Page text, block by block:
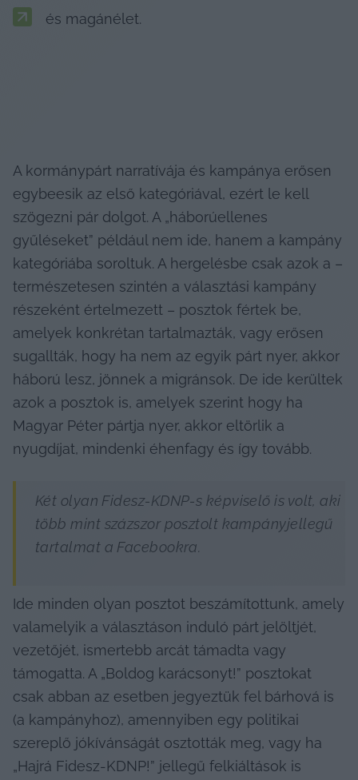
és magánélet.
A kormánypárt narratívája és kampánya erősen
egybeesik az első kategóriával, ezért le kell
szögezni pár dolgot. A „háborúellenes
gyűléseket” például nem ide, hanem a kampány
kategóriába soroltuk. A hergelésbe csak azok a –
természetesen szintén a választási kampány
részeként értelmezett – posztok fértek be,
amelyek konkrétan tartalmazták, vagy erősen
sugallták, hogy ha nem az egyik párt nyer, akkor
háború lesz, jönnek a migránsok. De ide kerültek
azok a posztok is, amelyek szerint hogy ha
Magyar Péter pártja nyer, akkor eltörlik a
nyugdíjat, mindenki éhenfagy és így tovább.
Két olyan Fidesz-KDNP-s képviselő is volt, aki
több mint százszor posztolt kampányjellegű
tartalmat a Facebookra.
Ide minden olyan posztot beszámítottunk, amely
valamelyik a választáson induló párt jelöltjét,
vezetőjét, ismertebb arcát támadta vagy
támogatta. A „Boldog karácsonyt!” posztokat
csak abban az esetben jegyeztük fel bárhová is
(a kampányhoz), amennyiben egy politikai
szereplő jókívánságát osztották meg, vagy ha
„Hajrá Fidesz-KDNP!” jellegű felkiáltások is